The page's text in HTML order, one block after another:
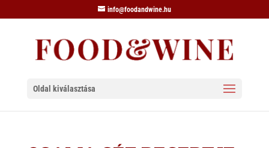
info@foodandwine.hu
Oldal kiválasztása